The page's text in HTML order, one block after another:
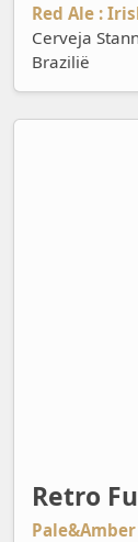
Red Ale :
Cerveja
Brazilië
Retro Futrurism
Retro